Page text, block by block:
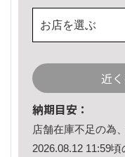
お店を選ぶ
近
納期目安：
店舗在庫不足の為
2026.08.12 11:59頃